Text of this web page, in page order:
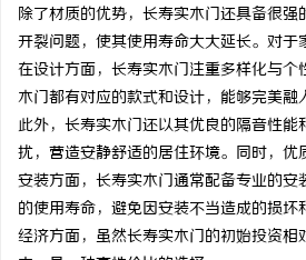
除了材质的优势，长寿实木门还具备很
开裂问题，使其使用寿命大大延长。对
在设计方面，长寿实木门注重多样化与
木门都有对应的款式和设计，能够完美
此外，长寿实木门还以其优良的隔音性
扰，营造安静舒适的居住环境。同时，
安装方面，长寿实木门通常配备专业的
的使用寿命，避免因安装不当造成的损坏
经济方面，虽然长寿实木门的初始投资